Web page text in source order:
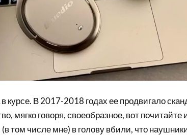
курсе. В 2017-2018 годах ее продвигало
мягко говоря, своеобразное, вот почитайте
том числе мне) в голову вбили, что